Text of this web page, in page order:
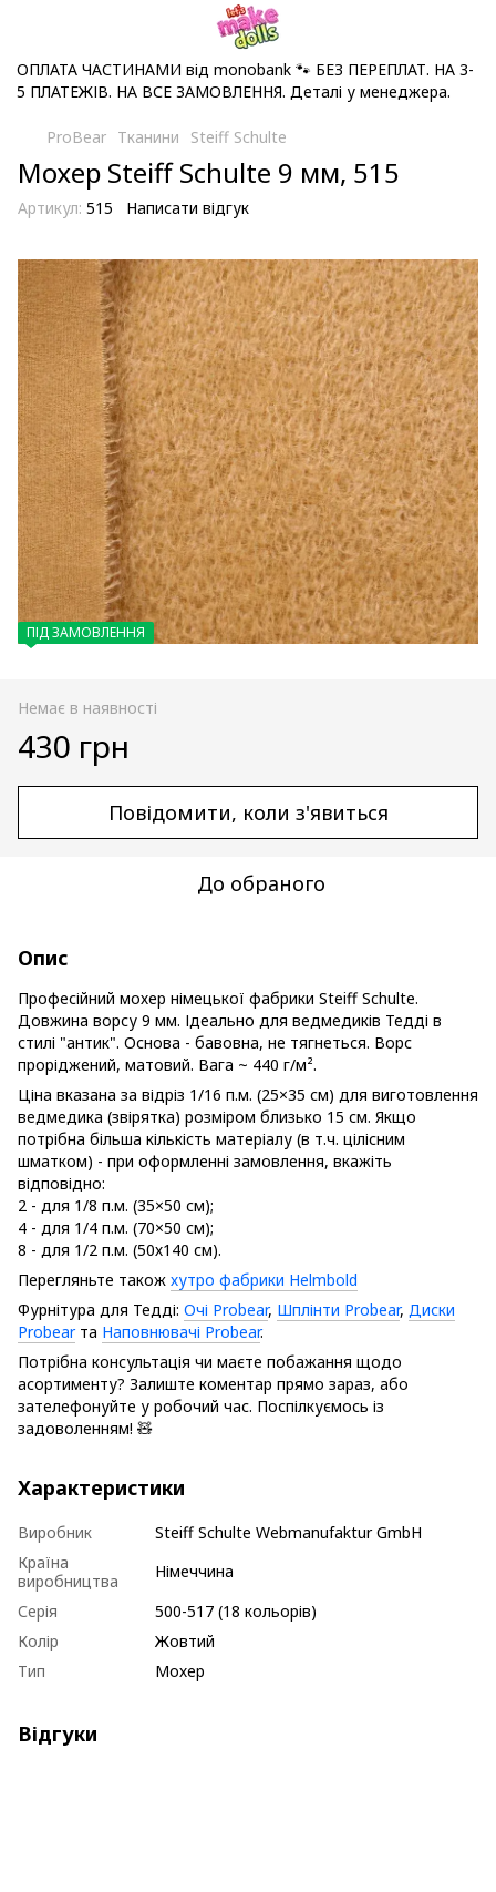
ОПЛАТА ЧАСТИНАМИ від monobank 🐾 БЕЗ ПЕРЕПЛАТ. НА 3-
5 ПЛАТЕЖІВ. НА ВСЕ ЗАМОВЛЕННЯ. Деталі у менеджера.
ProBear Тканини Steiff Schulte
Мохер Steiff Schulte 9 мм, 515
Артикул: 515 Написати відгук
ПІД ЗАМОВЛЕННЯ
Немає в наявності
430 грн
Повідомити, коли з'явиться
До обраного
Опис
Професійний мохер німецької фабрики Steiff Schulte.
Довжина ворсу 9 мм. Ідеально для ведмедиків Тедді в
стилі "антик". Основа - бавовна, не тягнеться. Ворс
проріджений, матовий. Вага ~ 440 г/м².
Ціна вказана за відріз 1/16 п.м. (25×35 см) для виготовлення
ведмедика (звірятка) розміром близько 15 см. Якщо
потрібна більша кількість матеріалу (в т.ч. цілісним
шматком) - при оформленні замовлення, вкажіть
відповідно:
2 - для 1/8 п.м. (35×50 см);
4 - для 1/4 п.м. (70×50 см);
8 - для 1/2 п.м. (50х140 см).
Перегляньте також хутро фабрики Helmbold
Фурнітура для Тедді: Очі Probear, Шплінти Probear, Диски
Probearта Наповнювачі Probear.
Потрібна консультація чи маєте побажання щодо
асортименту? Залиште коментар прямо зараз, або
зателефонуйте у робочий час. Поспілкуємось із
задоволенням! 🧸
Характеристики
Виробник
Steiff Schulte Webmanufaktur GmbH
Країна
виробництва
Німеччина
Серія
500-517 (18 кольорів)
Колір
Жовтий
Тип
Мохер
Відгуки